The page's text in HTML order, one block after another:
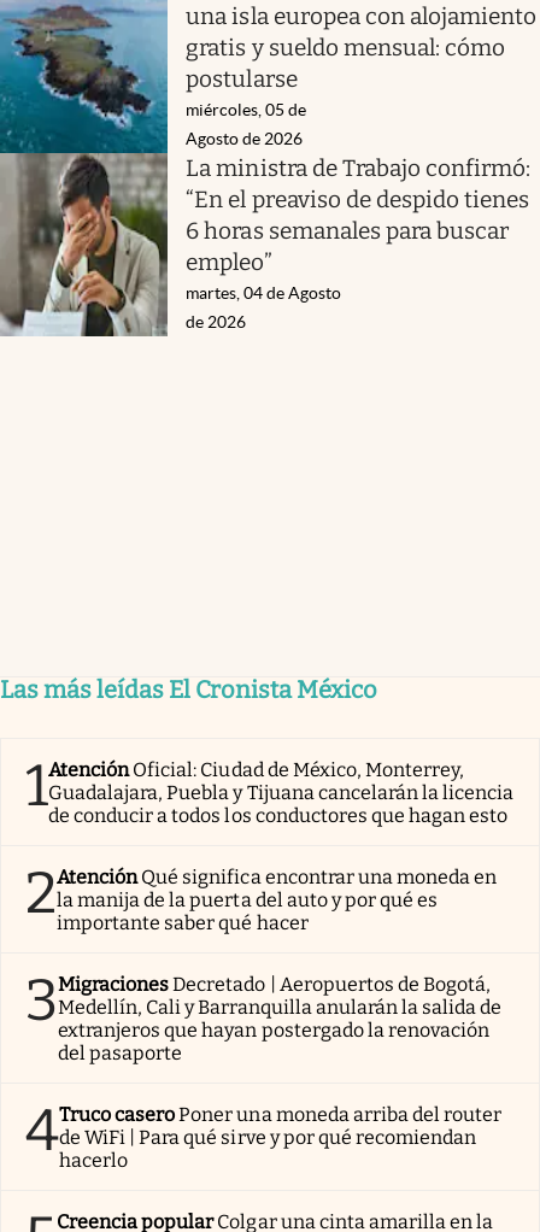
una isla europea con alojamiento
gratis y sueldo mensual: cómo
postularse
miércoles, 05 de
Agosto de 2026
La ministra de Trabajo confirmó:
“En el preaviso de despido tienes
6 horas semanales para buscar
empleo”
martes, 04 de Agosto
de 2026
Las más leídas El Cronista México
1AtenciónOficial: Ciudad de México, Monterrey,
Guadalajara, Puebla y Tijuana cancelarán la licencia
de conducir a todos los conductores que hagan esto
2AtenciónQué significa encontrar una moneda en
la manija de la puerta del auto y por qué es
importante saber qué hacer
3MigracionesDecretado | Aeropuertos de Bogotá,
Medellín, Cali y Barranquilla anularán la salida de
extranjeros que hayan postergado la renovación
del pasaporte
4Truco caseroPoner una moneda arriba del router
de WiFi | Para qué sirve y por qué recomiendan
hacerlo
Creencia popularColgar una cinta amarilla en la